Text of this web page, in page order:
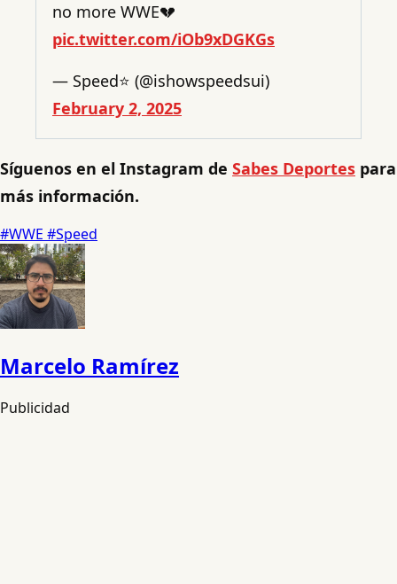
no more WWE💔
pic.twitter.com/iOb9xDGKGs
— Speed⭐️ (@ishowspeedsui)
February 2, 2025
Síguenos en el Instagram de Sabes Deportes para
más información.
#WWE #Speed
Marcelo Ramírez
Publicidad